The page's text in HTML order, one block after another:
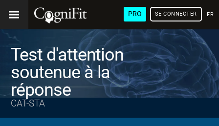
PRO SE CONNECTER
Test d'attention
soutenue à la
réponse
CAT-STA